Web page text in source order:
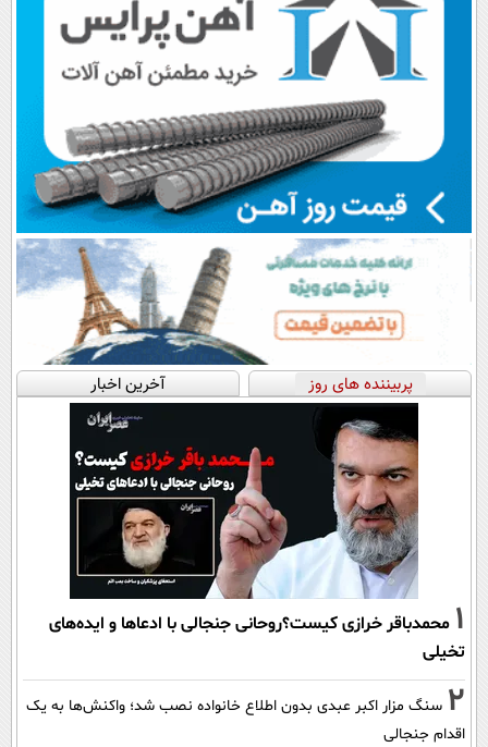
پربیننده های روز آخرین اخبار
1 محمدباقر خرازی کیست؟روحانی جنجالی با ادعاها و ایده‌های
تخیلی
2 سنگ مزار اکبر عبدی بدون اطلاع خانواده نصب شد؛ واکنش‌ها به یک
اقدام جنجالی